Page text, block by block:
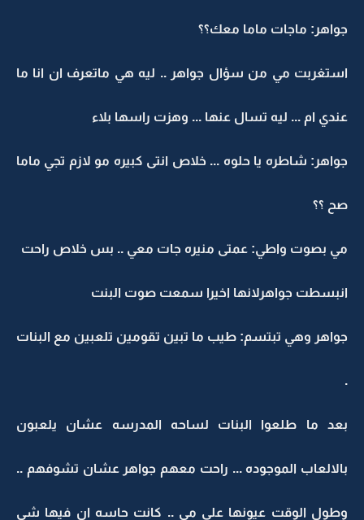
جواهر: ماجات ماما معك؟؟
استغربت مي من سؤال جواهر .. ليه هي ماتعرف ان انا ما
عندي ام ... ليه تسال عنها ... وهزت راسها بلاء
جواهر: شاطره يا حلوه ... خلاص انتى كبيره مو لازم تجي ماما
صح ؟؟
مي بصوت واطي: عمتى منيره جات معي .. بس خلاص راحت
انبسطت جواهرلانها اخيرا سمعت صوت البنت
جواهر وهي تبتسم: طيب ما تبين تقومين تلعبين مع البنات
.
بعد ما طلعوا البنات لساحه المدرسه عشان يلعبون
بالالعاب الموجوده ... راحت معهم جواهر عشان تشوفهم ..
وطول الوقت عيونها على مي .. كانت حاسه ان فيها شي